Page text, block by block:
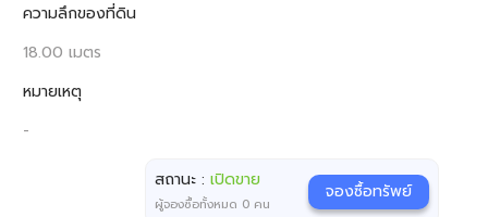
ความลึกของที่ดิน
18.00 เมตร
หมายเหตุ
-
สถานะ :เปิดขาย
ผู้จองซื้อทั้งหมด 0 คน
จองซื้อทรัพย์